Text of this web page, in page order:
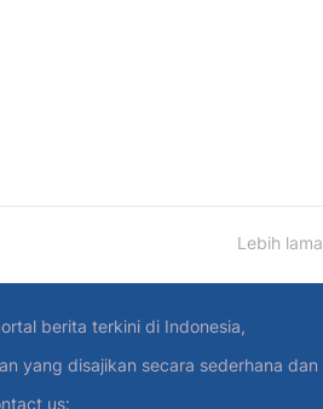
Lebih lama
berita terkini di Indonesia,
yang disajikan secara sederhana dan
us: